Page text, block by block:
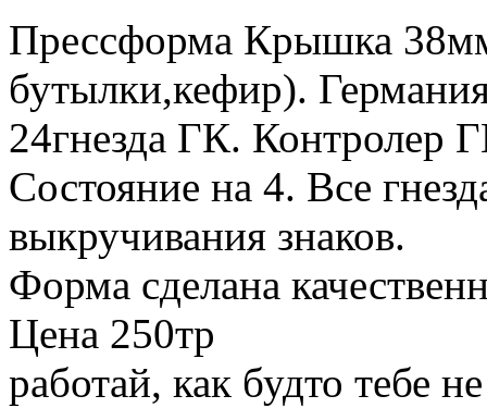
Прессформа Крышка
бутылки,кефир).
24гнезда ГК. Контролер
Состояние на 4. Все
выкручивания знаков.
Форма сделана
Цена 250тр
работай, как будто тебе